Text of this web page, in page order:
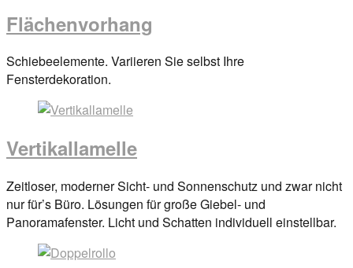
Flächenvorhang
Posted
on
anova
Schiebeelemente. Variieren Sie selbst Ihre
Fensterdekoration.
Vertikallamelle
Posted
on
29.
By
Zeitloser, moderner Sicht- und Sonnenschutz und zwar nicht
nur für’s Büro. Lösungen für große Giebel- und
Panoramafenster. Licht und Schatten individuell einstellbar.